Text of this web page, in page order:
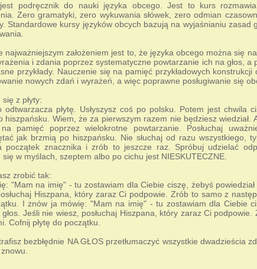
podręcznik do nauki języka obcego. Jest to kurs
Zero gramatyki, zero wykuwania słówek, zero odmian
Standardowe kursy języków obcych bazują na wyjaśnianiu zasad
najważniejszym założeniem jest to, że języka obcego można się
i zdania poprzez systematyczne powtarzanie ich na głos,
przykłady. Nauczenie się na pamięć przykładowych
nowych zdań i wyrażeń, a więc poprawne posługiwanie się
z płyty:
odtwarzacza płytę. Usłyszysz coś po polsku. Potem jest chwila
hiszpańsku. Wiem, że za pierwszym razem nie będziesz
pamięć poprzez wielokrotne powtarzanie. Posłuchaj
jak brzmią po hiszpańsku. Nie słuchaj od razu wszystkiego,
początek znacznika i zrób to jeszcze raz. Spróbuj udzielać
się w myślach, szeptem albo po cichu jest NIESKUTECZNE.
zrobić tak:
"Mam na imię" - tu zostawiam dla Ciebie ciszę, żebyś
Hiszpana, który zaraz Ci podpowie. Zrób to samo z
I znów ja mówię: "Mam na imię" - tu zostawiam dla Ciebie
głos. Jeśli nie wiesz, posłuchaj Hiszpana, który zaraz Ci
Cofnij płytę do początku.
bezbłędnie NA GŁOS przetłumaczyć wszystkie dwadzieścia